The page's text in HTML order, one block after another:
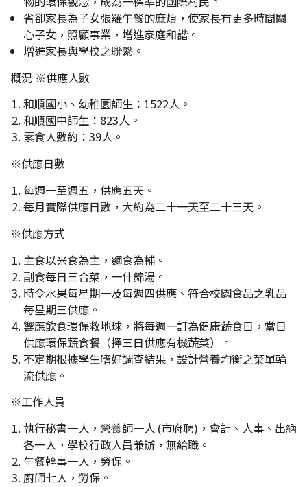
省卻家長為子女張羅午餐的麻煩，使家長有更多時間關
心子女，照顧事業，增進家庭和諧。
增進家長與學校之聯繫。
概況 ※供應人數
和順國小、幼稚園師生：1522人。
和順國中師生：823人。
素食人數約：39人。
※供應日數
每週一至週五，供應五天。
每月實際供應日數，大約為二十一天至二十三天。
※供應方式
主食以米食為主，麵食為輔。
副食每日三合菜，一什錦湯。
時令水果每星期一及每週四供應、符合校園食品之乳品
每星期三供應。
響應飲食環保救地球，將每週一訂為健康蔬食日，當日
供應環保蔬食餐（擇三日供應有機蔬菜）。
不定期根據學生嗜好調查結果，設計營養均衡之菜單輪
流供應。
※工作人員
執行秘書一人，營養師一人 (市府聘)，會計、人事、出納
各一人，學校行政人員兼辦，無給職。
午餐幹事一人，勞保。
廚師七人，勞保。